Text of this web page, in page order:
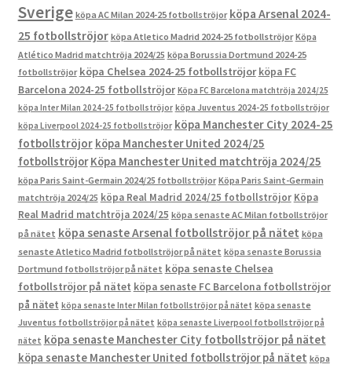
Sverige köpa AC Milan 2024-25 fotbollströjor köpa Arsenal 2024-
25 fotbollströjor köpa Atletico Madrid 2024-25 fotbollströjor Köpa
Atlético Madrid matchtröja 2024/25 köpa Borussia Dortmund 2024-25
fotbollströjor köpa Chelsea 2024-25 fotbollströjor köpa FC
Barcelona 2024-25 fotbollströjor Köpa FC Barcelona matchtröja 2024/25
köpa Inter Milan 2024-25 fotbollströjor köpa Juventus 2024-25 fotbollströjor
köpa Liverpool 2024-25 fotbollströjor köpa Manchester City 2024-25
fotbollströjor köpa Manchester United 2024/25
fotbollströjor Köpa Manchester United matchtröja 2024/25
köpa Paris Saint-Germain 2024/25 fotbollströjor Köpa Paris Saint-Germain
matchtröja 2024/25 köpa Real Madrid 2024/25 fotbollströjor Köpa
Real Madrid matchtröja 2024/25 köpa senaste AC Milan fotbollströjor
på nätet köpa senaste Arsenal fotbollströjor på nätet köpa
senaste Atletico Madrid fotbollströjor på nätet köpa senaste Borussia
Dortmund fotbollströjor på nätet köpa senaste Chelsea
fotbollströjor på nätet köpa senaste FC Barcelona fotbollströjor
på nätet köpa senaste Inter Milan fotbollströjor på nätet köpa senaste
Juventus fotbollströjor på nätet köpa senaste Liverpool fotbollströjor på
nätet köpa senaste Manchester City fotbollströjor på nätet
köpa senaste Manchester United fotbollströjor på nätet köpa